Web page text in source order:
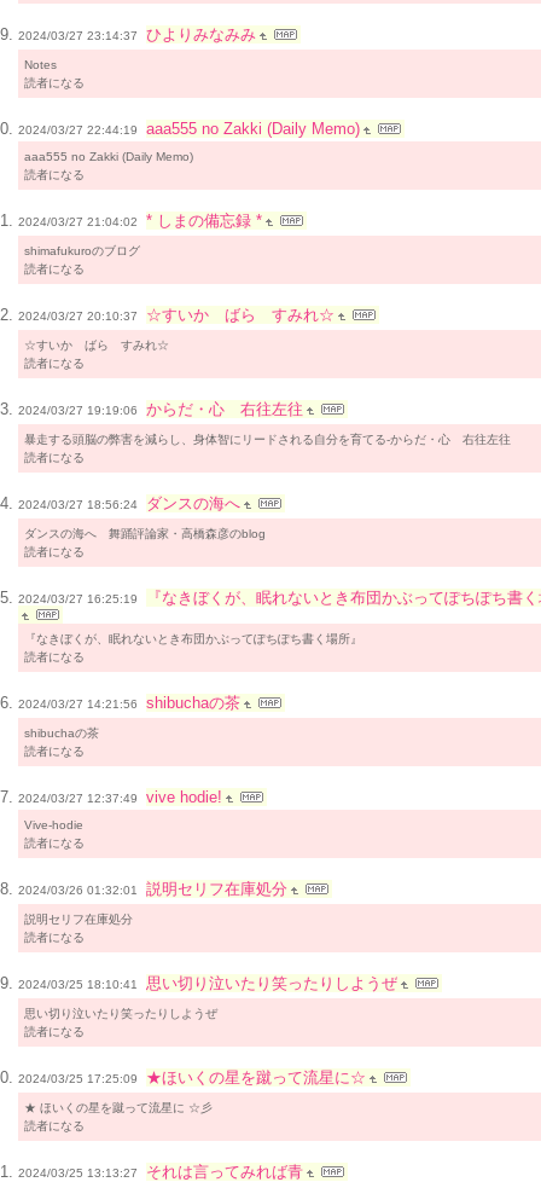
2024/03/27 23:14:37 ひよりみなみみ
Notes
読者になる
2024/03/27 22:44:19 aaa555 no Zakki (Daily Memo)
aaa555 no Zakki (Daily Memo)
読者になる
2024/03/27 21:04:02 * しまの備忘録 *
shimafukuroのブログ
読者になる
2024/03/27 20:10:37 ☆すいか ばら すみれ☆
☆すいか ばら すみれ☆
読者になる
2024/03/27 19:19:06 からだ・心 右往左往
暴走する頭脳の弊害を減らし、身体智にリードされる自分を育てる-からだ・心 右往左往
読者になる
2024/03/27 18:56:24 ダンスの海へ
ダンスの海へ 舞踊評論家・高橋森彦のblog
読者になる
2024/03/27 16:25:19 『なきぼくが、眠れないとき布団かぶってぽちぽち書
『なきぼくが、眠れないとき布団かぶってぽちぽち書く場所』
読者になる
2024/03/27 14:21:56 shibuchaの茶
shibuchaの茶
読者になる
2024/03/27 12:37:49 vive hodie!
Vive-hodie
読者になる
2024/03/26 01:32:01 説明セリフ在庫処分
説明セリフ在庫処分
読者になる
2024/03/25 18:10:41 思い切り泣いたり笑ったりしようぜ
思い切り泣いたり笑ったりしようぜ
読者になる
2024/03/25 17:25:09 ★ほいくの星を蹴って流星に☆
★ ほいくの星を蹴って流星に ☆彡
読者になる
2024/03/25 13:13:27 それは言ってみれば青